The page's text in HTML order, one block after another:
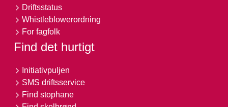
Driftsstatus
Whistleblowerordning
For fagfolk
Find det hurtigt
Initiativpuljen
SMS driftsservice
Find stophane